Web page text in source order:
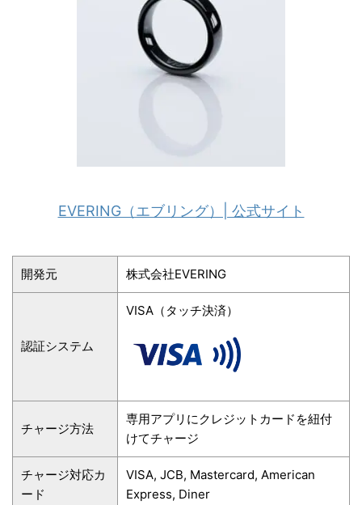
EVERING（エブリング）| 公式サイト
開発元 株式会社EVERING
認証システム
VISA（タッチ決済）
チャージ方法
専用アプリにクレジットカードを紐付
けてチャージ
チャージ対応カ
ード
VISA, JCB, Mastercard, American
Express, Diner